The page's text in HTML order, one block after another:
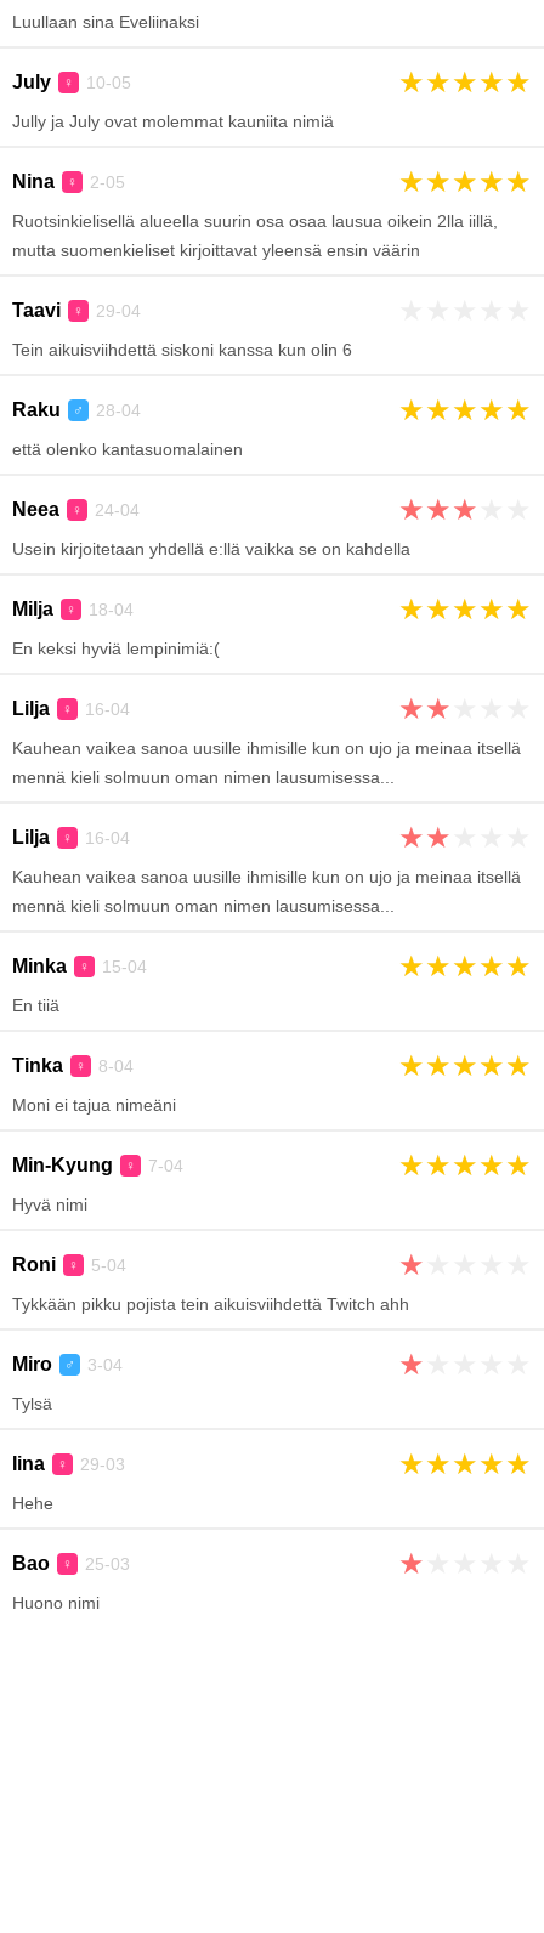
Luullaan sina Eveliinaksi
July ♀ 10-05 ★★★★★
Jully ja July ovat molemmat kauniita nimiä
Nina ♀ 2-05 ★★★★★
Ruotsinkielisellä alueella suurin osa osaa lausua oikein 2lla iillä,
mutta suomenkieliset kirjoittavat yleensä ensin väärin
Taavi ♀ 29-04
Tein aikuisviihdettä siskoni kanssa kun olin 6
Raku ♂ 28-04 ★★★★★
että olenko kantasuomalainen
Neea ♀ 24-04 ★★★
Usein kirjoitetaan yhdellä e:llä vaikka se on kahdella
Milja ♀ 18-04 ★★★★★
En keksi hyviä lempinimiä:(
Lilja ♀ 16-04 ★★
Kauhean vaikea sanoa uusille ihmisille kun on ujo ja meinaa itsellä
mennä kieli solmuun oman nimen lausumisessa...
Lilja ♀ 16-04 ★★
Kauhean vaikea sanoa uusille ihmisille kun on ujo ja meinaa itsellä
mennä kieli solmuun oman nimen lausumisessa...
Minka ♀ 15-04 ★★★★★
En tiiä
Tinka ♀ 8-04 ★★★★★
Moni ei tajua nimeäni
Min-Kyung ♀ 7-04 ★★★★★
Hyvä nimi
Roni ♀ 5-04 ★
Tykkään pikku pojista tein aikuisviihdettä Twitch ahh
Miro ♂ 3-04 ★
Tylsä
Iina ♀ 29-03 ★★★★★
Hehe
Bao ♀ 25-03 ★
Huono nimi